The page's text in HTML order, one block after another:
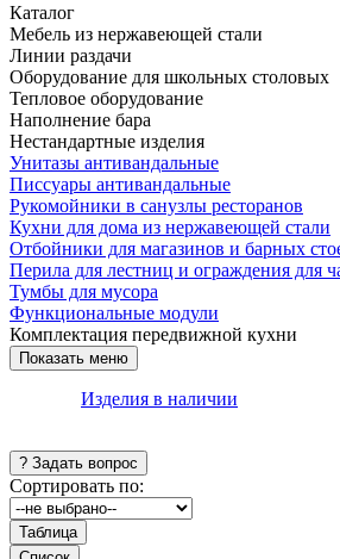
Каталог
Мебель из нержавеющей стали
Линии раздачи
Оборудование для школьных столовых
Тепловое оборудование
Наполнение бара
Нестандартные изделия
Унитазы антивандальные
Писсуары антивандальные
Рукомойники в санузлы ресторанов
Кухни для дома из нержавеющей стали
Отбойники для магазинов и барных
Перила для лестниц и ограждения для
Тумбы для мусора
Функциональные модули
Комплектация передвижной кухни
Изделия в наличии
Сортировать по: